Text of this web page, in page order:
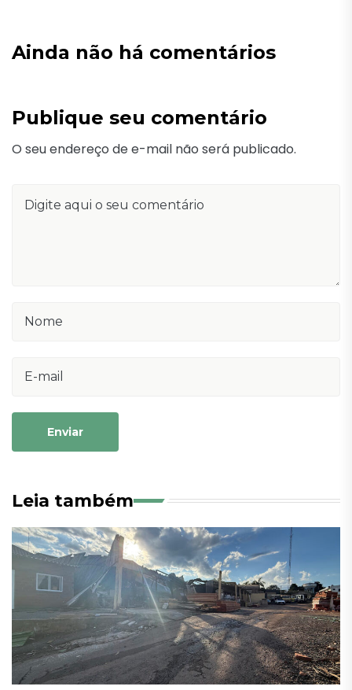
Ainda não há comentários
Publique seu comentário
O seu endereço de e-mail não será publicado.
Enviar
Leia também